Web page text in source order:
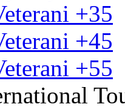
+35
+45
+55